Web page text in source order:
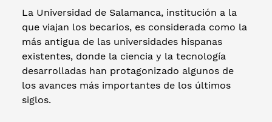
La Universidad de Salamanca, institución a la
que viajan los becarios, es considerada como la
más antigua de las universidades hispanas
existentes, donde la ciencia y la tecnología
desarrolladas han protagonizado algunos de
los avances más importantes de los últimos
siglos.